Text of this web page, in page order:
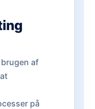
af
på